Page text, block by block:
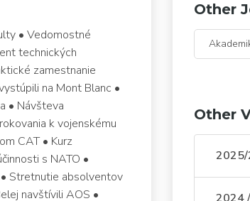
• Vedomostné
technických
zamestnanie
na Mont Blanc •
• Návšteva
k vojenskému
CAT • Kurz
s NATO •
Stretnutie absolventov
navštívili AOS •
Other
Other